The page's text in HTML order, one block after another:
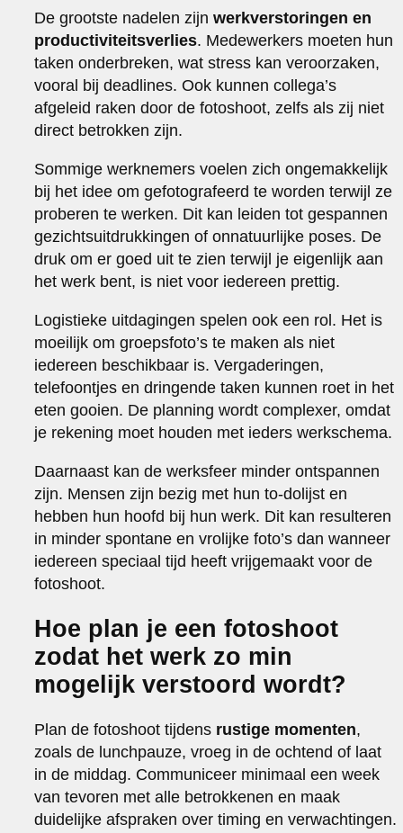
De grootste nadelen zijnwerkverstoringen en
productiviteitsverlies. Medewerkers moeten hun
taken onderbreken, wat stress kan veroorzaken,
vooral bij deadlines. Ook kunnen collega’s
afgeleid raken door de fotoshoot, zelfs als zij niet
direct betrokken zijn.
Sommige werknemers voelen zich ongemakkelijk
bij het idee om gefotografeerd te worden terwijl ze
proberen te werken. Dit kan leiden tot gespannen
gezichtsuitdrukkingen of onnatuurlijke poses. De
druk om er goed uit te zien terwijl je eigenlijk aan
het werk bent, is niet voor iedereen prettig.
Logistieke uitdagingen spelen ook een rol. Het is
moeilijk om groepsfoto’s te maken als niet
iedereen beschikbaar is. Vergaderingen,
telefoontjes en dringende taken kunnen roet in het
eten gooien. De planning wordt complexer, omdat
je rekening moet houden met ieders werkschema.
Daarnaast kan de werksfeer minder ontspannen
zijn. Mensen zijn bezig met hun to-dolijst en
hebben hun hoofd bij hun werk. Dit kan resulteren
in minder spontane en vrolijke foto’s dan wanneer
iedereen speciaal tijd heeft vrijgemaakt voor de
fotoshoot.
Hoe plan je een fotoshoot
zodat het werk zo min
mogelijk verstoord wordt?
Plan de fotoshoot tijdens rustige momenten,
zoals de lunchpauze, vroeg in de ochtend of laat
in de middag. Communiceer minimaal een week
van tevoren met alle betrokkenen en maak
duidelijke afspraken over timing en verwachtingen.